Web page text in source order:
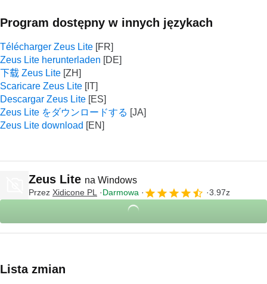
Program dostępny w innych językach
Télécharger Zeus Lite
Zeus Lite herunterladen
下载 Zeus Lite
Scaricare Zeus Lite
Descargar Zeus Lite
Zeus Lite をダウンロードする
Zeus Lite download
Zeus Lite na Windows
Przez Xidicone PL Darmowa 3.97z
Lista zmian